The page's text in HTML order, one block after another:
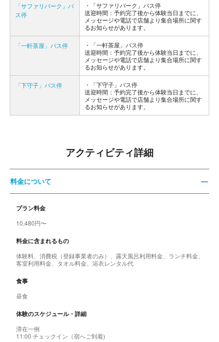
「サファリパーク」バ
ス停
「サファリパーク」バス停
送迎時間：予約完了後から体験当日までに、
メッセージや電話で店舗より集合場所に関す
るお知らせがあります。
「一軒茶屋」バス停
「一軒茶屋」バス停
送迎時間：予約完了後から体験当日までに、
メッセージや電話で店舗より集合場所に関す
るお知らせがあります。
「下守子」バス停
「下守子」バス停
送迎時間：予約完了後から体験当日までに、
メッセージや電話で店舗より集合場所に関す
るお知らせがあります。
アクティビティ詳細
料金について
プラン料金
10,480円〜
料金に含まれるもの
体験料、消費税（登録事業者のみ）、露天風呂利用料金、ランチ料金、
客室利用料金、タオル料金、浴衣レンタル代
食事
昼食
体験のスケジュール・詳細
滞在一例
11:00 チェックイン（宿へご到着)